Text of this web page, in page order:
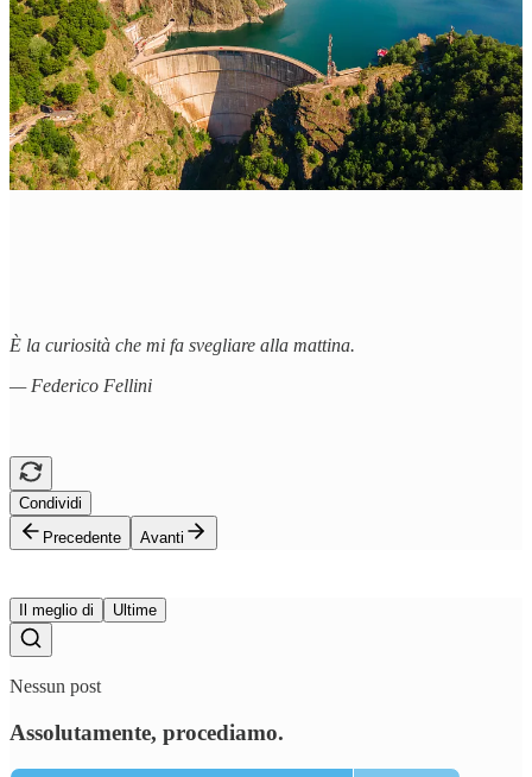
Grazie per la lettura.Se questa newsletter ti ha acceso una
lampadina, condividila e aiutaci a diffondere l’amore per la cultura
generale =)
Condividi
A giovedì prossimo, con nuove curiosità in formato tascabile.
Giovanbattista & lo staff di Cultura Aumentata
È la curiosità che mi fa svegliare alla mattina.
— Federico Fellini
Condividi
Precedente
Avanti
Il meglio di Ultime
Nessun post
Assolutamente, procediamo.